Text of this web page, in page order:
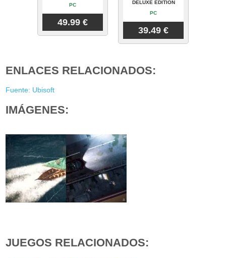
PC
49.99 €
DELUXE EDITION
PC
39.49 €
ENLACES RELACIONADOS:
Fuente: Ubisoft
IMÁGENES:
JUEGOS RELACIONADOS: